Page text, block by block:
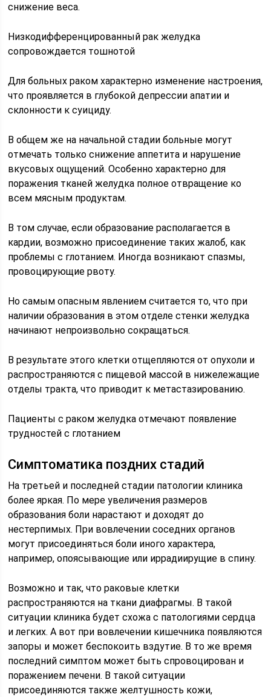
снижение веса.
Низкодифференцированный рак желудка
сопровождается тошнотой
Для больных раком характерно изменение настроения,
что проявляется в глубокой депрессии апатии и
склонности к суициду.
В общем же на начальной стадии больные могут
отмечать только снижение аппетита и нарушение
вкусовых ощущений. Особенно характерно для
поражения тканей желудка полное отвращение ко
всем мясным продуктам.
В том случае, если образование располагается в
кардии, возможно присоединение таких жалоб, как
проблемы с глотанием. Иногда возникают спазмы,
провоцирующие рвоту.
Но самым опасным явлением считается то, что при
наличии образования в этом отделе стенки желудка
начинают непроизвольно сокращаться.
В результате этого клетки отщепляются от опухоли и
распространяются с пищевой массой в нижележащие
отделы тракта, что приводит к метастазированию.
Пациенты с раком желудка отмечают появление
трудностей с глотанием
Симптоматика поздних стадий
На третьей и последней стадии патологии клиника
более яркая. По мере увеличения размеров
образования боли нарастают и доходят до
нестерпимых. При вовлечении соседних органов
могут присоединяться боли иного характера,
например, опоясывающие или иррадиирущие в спину.
Возможно и так, что раковые клетки
распространяются на ткани диафрагмы. В такой
ситуации клиника будет схожа с патологиями сердца
и легких. А вот при вовлечении кишечника появляются
запоры и может беспокоить вздутие. В то же время
последний симптом может быть спровоцирован и
поражением печени. В такой ситуации
присоединяются также желтушность кожи,